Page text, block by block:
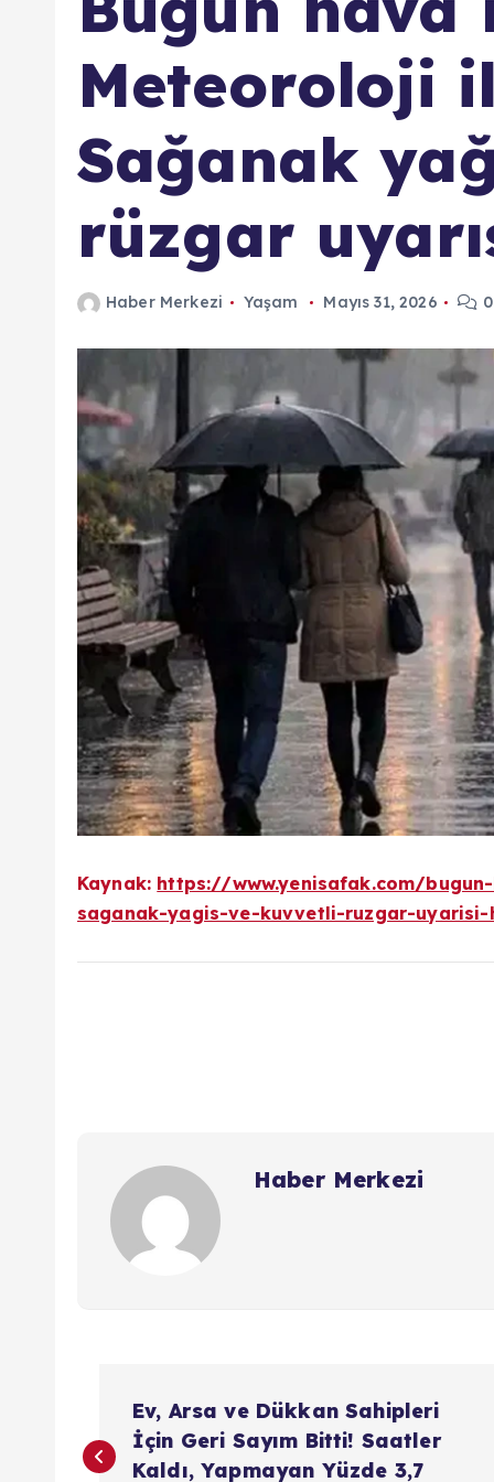
Meteoroloji
Sağanak
rüzgar
Haber Merkezi Yaşam Mayıs 31, 2026
Kaynak: https://www.yenisafak.com/
saganak-yagis-ve-kuvvetli-ruzgar-uyarisi-
Haber Merkezi
a
Ev, Arsa ve Dükkan Sahipleri
İçin Geri Sayım Bitti! Saatler
Kaldı, Yapmayan Yüzde 3,7